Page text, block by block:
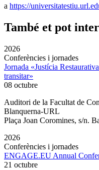
a https://
També et pot
2026
Conferències i jornades
Jornada «Justícia
transitar»
08 octubre
Auditori de la Facultat de
Blanquerna-URL
Plaça Joan Coromines, s/n.
2026
Conferències i jornades
ENGAGE.EU Annual
21 octubre